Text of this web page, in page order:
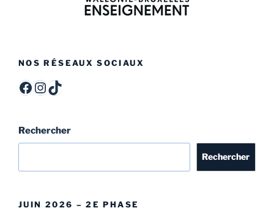
NOS RÉSEAUX SOCIAUX
ITCF Félicien Rops - Officiel - itcffr
itcffr
Rechercher
Rechercher
JUIN 2026 – 2E PHASE